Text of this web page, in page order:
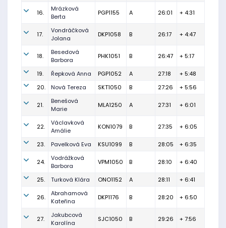
16.
Mrázková
Berta
PGP1155 A 26:01 + 4:31
17.
Vondráčková
Jolana
DKP1058 B 26:17 + 4:47
18.
Besedová
Barbora
PHK1051 B 26:47 + 5:17
19. Řepková Anna PGP1052 A 27:18
+ 5:48
20.
Nová Tereza SKT1050 B 27:26 + 5:56
21.
Benešová
Marie
MLA1250 A 27:31 + 6:01
22.
Václavková
Amálie
KON1079 B 27:35 + 6:05
23. Pavelková Eva KSU1099 B 28:05 + 6:35
24.
Vodrážková
Barbora
VPM1050 B 28:10 + 6:40
25. Turková Klára ONO1152 A 28:11 + 6:41
26.
Abrahamová
Kateřina
DKP1176 B 28:20 + 6:50
27.
Jakubcová
Karolína
SJC1050 B 29:26 + 7:56